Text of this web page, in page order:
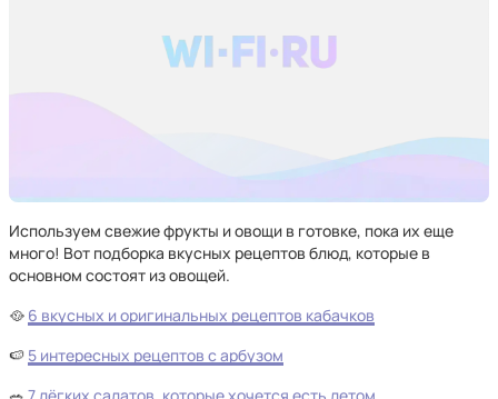
Используем свежие фрукты и овощи в готовке, пока их еще
много! Вот подборка вкусных рецептов блюд, которые в
основном состоят из овощей.
🥘 6 вкусных и оригинальных рецептов кабачков
🍉 5 интересных рецептов с арбузом